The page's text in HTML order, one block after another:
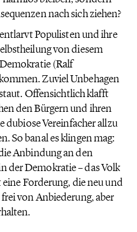
nach sich ziehen?
Populisten und ihre
von diesem
(Ralf
Zuviel Unbehagen
Offensichtlich klafft
den Bürgern und ihren
dubiose Vereinfacher allzu
So banal es klingen mag:
Anbindung an den
der Demokratie – das Volk
eine Forderung, die neu und
von Anbiederung, aber